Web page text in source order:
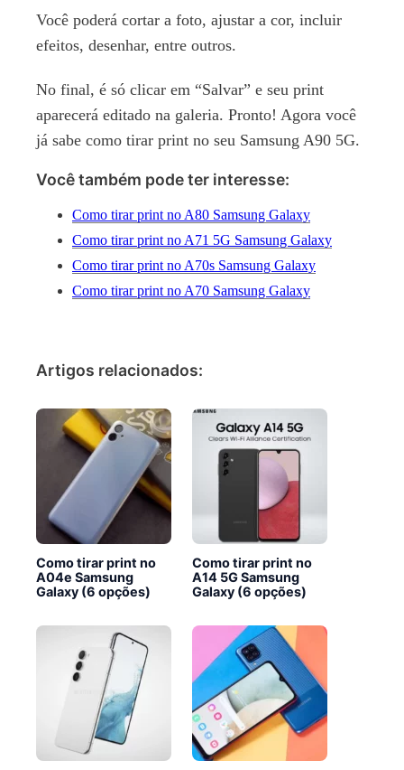
Você poderá cortar a foto, ajustar a cor, incluir
efeitos, desenhar, entre outros.
No final, é só clicar em “Salvar” e seu print
aparecerá editado na galeria. Pronto! Agora você
já sabe como tirar print no seu Samsung A90 5G.
Você também pode ter interesse:
Como tirar print no A80 Samsung Galaxy
Como tirar print no A71 5G Samsung Galaxy
Como tirar print no A70s Samsung Galaxy
Como tirar print no A70 Samsung Galaxy
Artigos relacionados:
Como tirar print no
A04e Samsung
Galaxy (6 opções)
Como tirar print no
A14 5G Samsung
Galaxy (6 opções)